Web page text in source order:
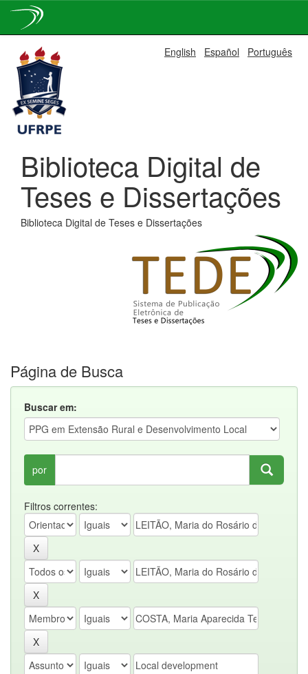
navigation
English Español Português
Biblioteca Digital de
Teses e Dissertações
Biblioteca Digital de Teses e Dissertações
Página de Busca
Buscar em:
por
Filtros correntes: